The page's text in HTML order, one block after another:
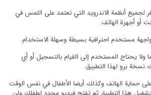
لجميع أنظمة الاندرويد التي تعتمد على اللمس في
أو أجهزة الهاتف.
مستخدم احترافية بسيطة وسهلة الاستخدام.
ولا يحتاج المستخدم إلى القيام بالتسجيل أو أي
برو لهذا التطبيق.
حماية الهاتف وكذلك أيضا الأطفال في نفس الوقت